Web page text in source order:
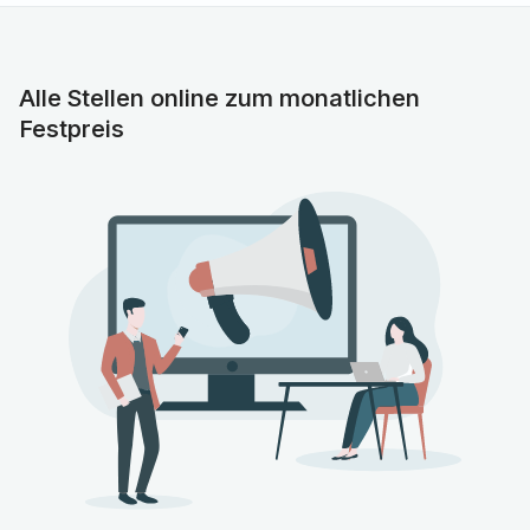
Deutsche Approbation als Arzt (m/w/d)
Spaß an allgemeinpädiatrischen Herausforderungen
Gerne bereits erlangte klinische Erfahrung im Bereich
Sie sind engagiert in Ihrer Weiterbildung und arbeiten
gern teamorientiert sowie eigenverantwortlich
Sie bringen sich in Optimierungsprozesse ein, denken
familienorientiert, selbstständig, interdisziplinär und
ökonomisch
Gesetzlich notwendiger Nachweis über die
Immunisierung gegen Masern
Freuen Sie sich auf
Alle Stellen online zum monatlichen
Festpreis